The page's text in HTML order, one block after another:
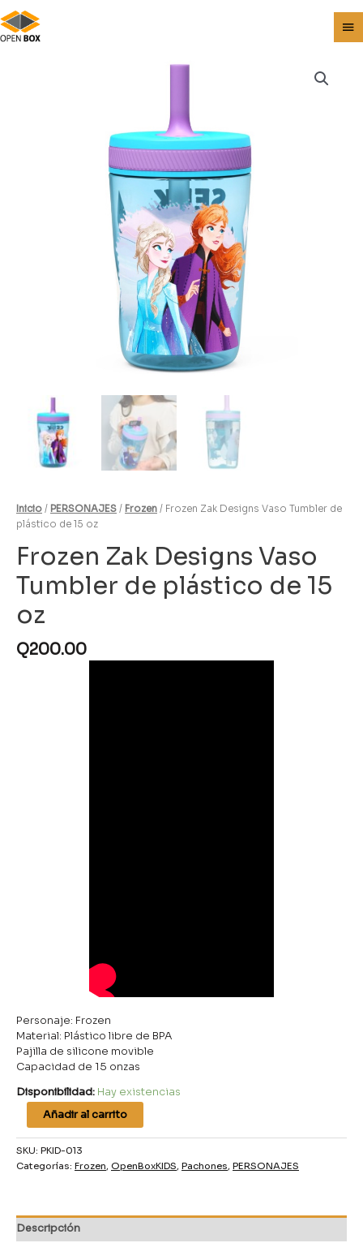
Inicio / PERSONAJES / Frozen / Frozen Zak Designs Vaso Tumbler de
plástico de 15 oz
Frozen Zak Designs Vaso
Tumbler de plástico de 15
oz
Q200.00
Personaje: Frozen
Material: Plástico libre de BPA
Pajilla de silicone movible
Capacidad de 15 onzas
Disponibilidad: Hay existencias
Añadir al carrito
SKU: PKID-013
Categorías: Frozen, OpenBoxKIDS, Pachones, PERSONAJES
Descripción